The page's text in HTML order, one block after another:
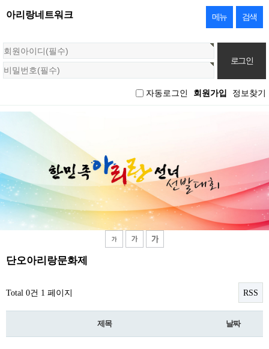
아리랑네트워크 메뉴 검색
회
원
로
자동로그인 회원가입 정보찾기
단오아리랑문화제
Total 0건 1 페이지 RSS
제목 날짜